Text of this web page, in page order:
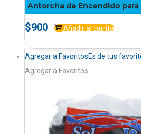
Antorcha de Encendido
$900 Añadir al carrito
Agregar a FavoritosEs de tus
Agregar a Favoritos